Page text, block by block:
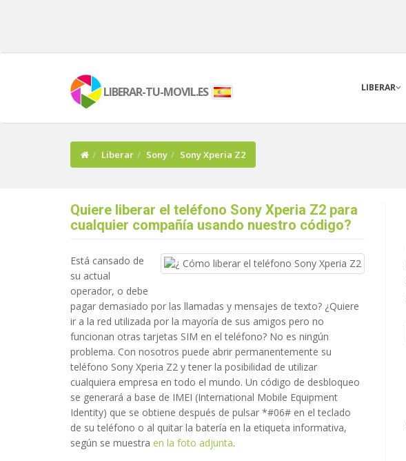
LIBERAR-TU-MOVIL.ES LIBERAR
Liberar Sony Sony Xperia Z2
Quiere liberar el teléfono Sony Xperia Z2 para
cualquier compañía usando nuestro código?
Está cansado de
su actual
operador, o debe
pagar demasiado por las llamadas y mensajes de texto? ¿Quiere
ir a la red utilizada por la mayoría de sus amigos pero no
funcionan otras tarjetas SIM en el teléfono? No es ningún
problema. Con nosotros puede abrir permanentemente su
teléfono Sony Xperia Z2 y tener la posibilidad de utilizar
cualquiera empresa en todo el mundo. Un código de desbloqueo
se generará a base de IMEI (International Mobile Equipment
Identity) que se obtiene después de pulsar *#06# en el teclado
de su teléfono o al quitar la batería en la etiqueta informativa,
según se muestra en la foto adjunta.